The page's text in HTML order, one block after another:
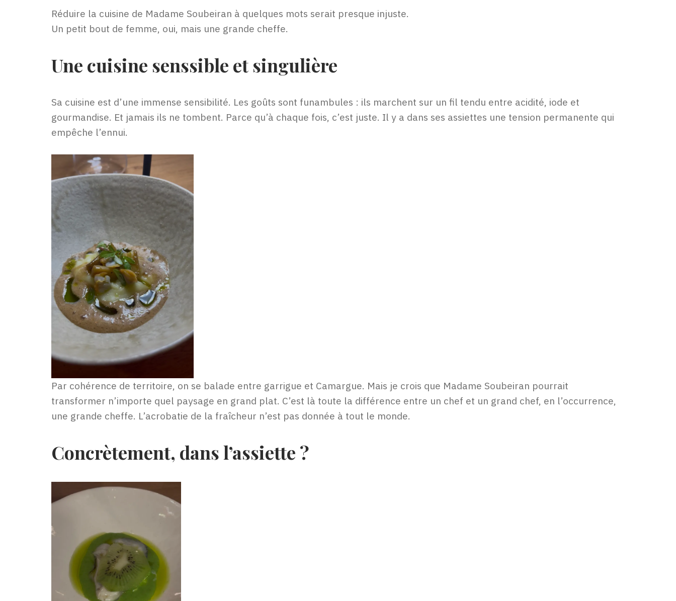
Réduire la cuisine de Madame Soubeiran à quelques mots serait presque injuste.
Un petit bout de femme, oui, mais une grande cheffe.
Une cuisine senssible et singulière
Sa cuisine est d’une immense sensibilité. Les goûts sont funambules : ils marchent sur un fil tendu entre acidité, iode et
gourmandise. Et jamais ils ne tombent. Parce qu’à chaque fois, c’est juste. Il y a dans ses assiettes une tension permanente qui
empêche l’ennui.
Par cohérence de territoire, on se balade entre garrigue et Camargue. Mais je crois que Madame Soubeiran pourrait
transformer n’importe quel paysage en grand plat. C’est là toute la différence entre un chef et un grand chef, en l’occurrence,
une grande cheffe. L’acrobatie de la fraîcheur n’est pas donnée à tout le monde.
Concrètement, dans l’assiette ?